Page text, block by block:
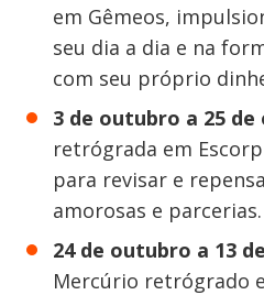
em Gêmeos,
seu dia a dia e na
com seu próprio
3 de outubro a 25
retrógrada em
para revisar e
amorosas e parcerias.
24 de outubro a 13
Mercúrio retrógrado